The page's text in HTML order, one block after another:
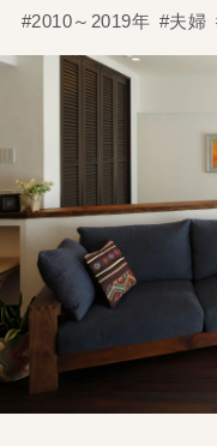
#2010～2019年 #夫婦